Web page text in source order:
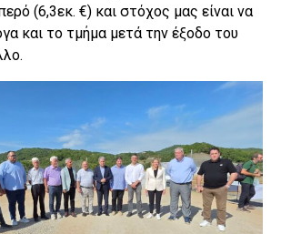
(6,3εκ. €) και στόχος μας είναι να
και το τμήμα μετά την έξοδο του